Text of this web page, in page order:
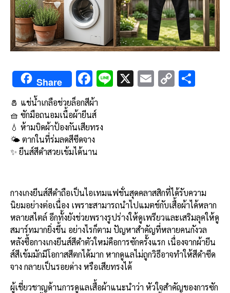
Share F
ac
e
b
o
o
Li X E C
🧂 แช่น้ำเกลือช่วยล็อกสีผ้า
🧺 ซักมือถนอมเนื้อผ้ายีนส์
💧 ห้ามบิดผ้าป้องกันเสียทรง
🌤️ ตากในที่ร่มลดสีซีดจาง
✨ ยีนส์สีดำสวยเข้มได้นาน
กางเกงยีนส์สีดำถือเป็นไอเทมแฟชั่นสุดคลาสสิกที่ได้รับความ
นิยมอย่างต่อเนื่อง เพราะสามารถนำไปแมตช์กับเสื้อผ้าได้หลาก
หลายสไตล์ อีกทั้งยังช่วยพรางรูปร่างให้ดูเพรียวและเสริมลุคให้ดู
สมาร์ทมากยิ่งขึ้น อย่างไรก็ตาม ปัญหาสำคัญที่หลายคนกังวล
หลังซื้อกางเกงยีนส์สีดำตัวใหม่คือการซักครั้งแรก เนื่องจากผ้ายีน
ส์สีเข้มมักมีโอกาสสีตกได้มาก หากดูแลไม่ถูกวิธีอาจทำให้สีดำซีด
จาง กลายเป็นรอยด่าง หรือเสียทรงได้
ผู้เชี่ยวชาญด้านการดูแลเสื้อผ้าแนะนำว่า หัวใจสำคัญของการซัก